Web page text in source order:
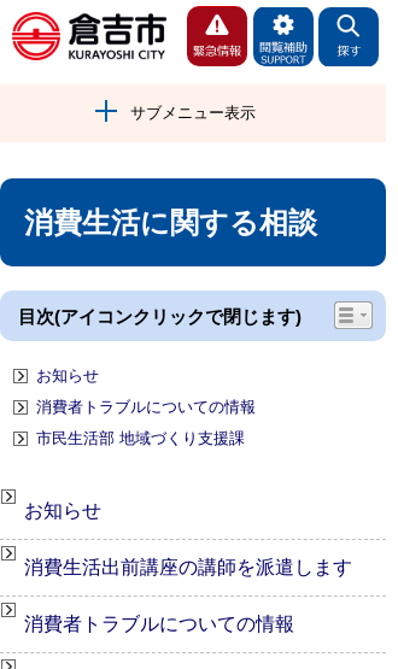
サブメニュー表示
消費生活に関する相談
目次(アイコンクリックで閉じます)
お知らせ
消費者トラブルについての情報
市民生活部 地域づくり支援課
お知らせ
消費生活出前講座の講師を派遣します
消費者トラブルについての情報